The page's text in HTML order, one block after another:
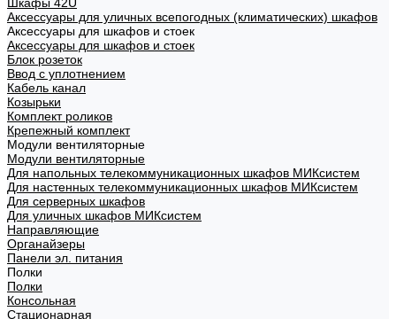
Аксессуары для уличных всепогодных (климатических) шкафов
Аксессуары для шкафов и стоек
Аксессуары для шкафов и стоек
Блок розеток
Ввод с уплотнением
Кабель канал
Козырьки
Комплект роликов
Крепежный комплект
Модули вентиляторные
Модули вентиляторные
Для напольных телекоммуникационных шкафов МИКсистем
Для настенных телекоммуникационных шкафов МИКсистем
Для серверных шкафов
Для уличных шкафов МИКсистем
Направляющие
Органайзеры
Панели эл. питания
Полки
Полки
Консольная
Стационарная